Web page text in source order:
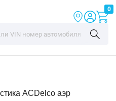
0
ACDelco аэр